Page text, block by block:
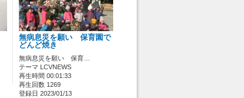
無病息災を願い 保育園で
どんど焼き
無病息災を願い 保育…
テーマ LCVNEWS
再生時間 00:01:33
再生回数 1269
登録日 2023/01/13